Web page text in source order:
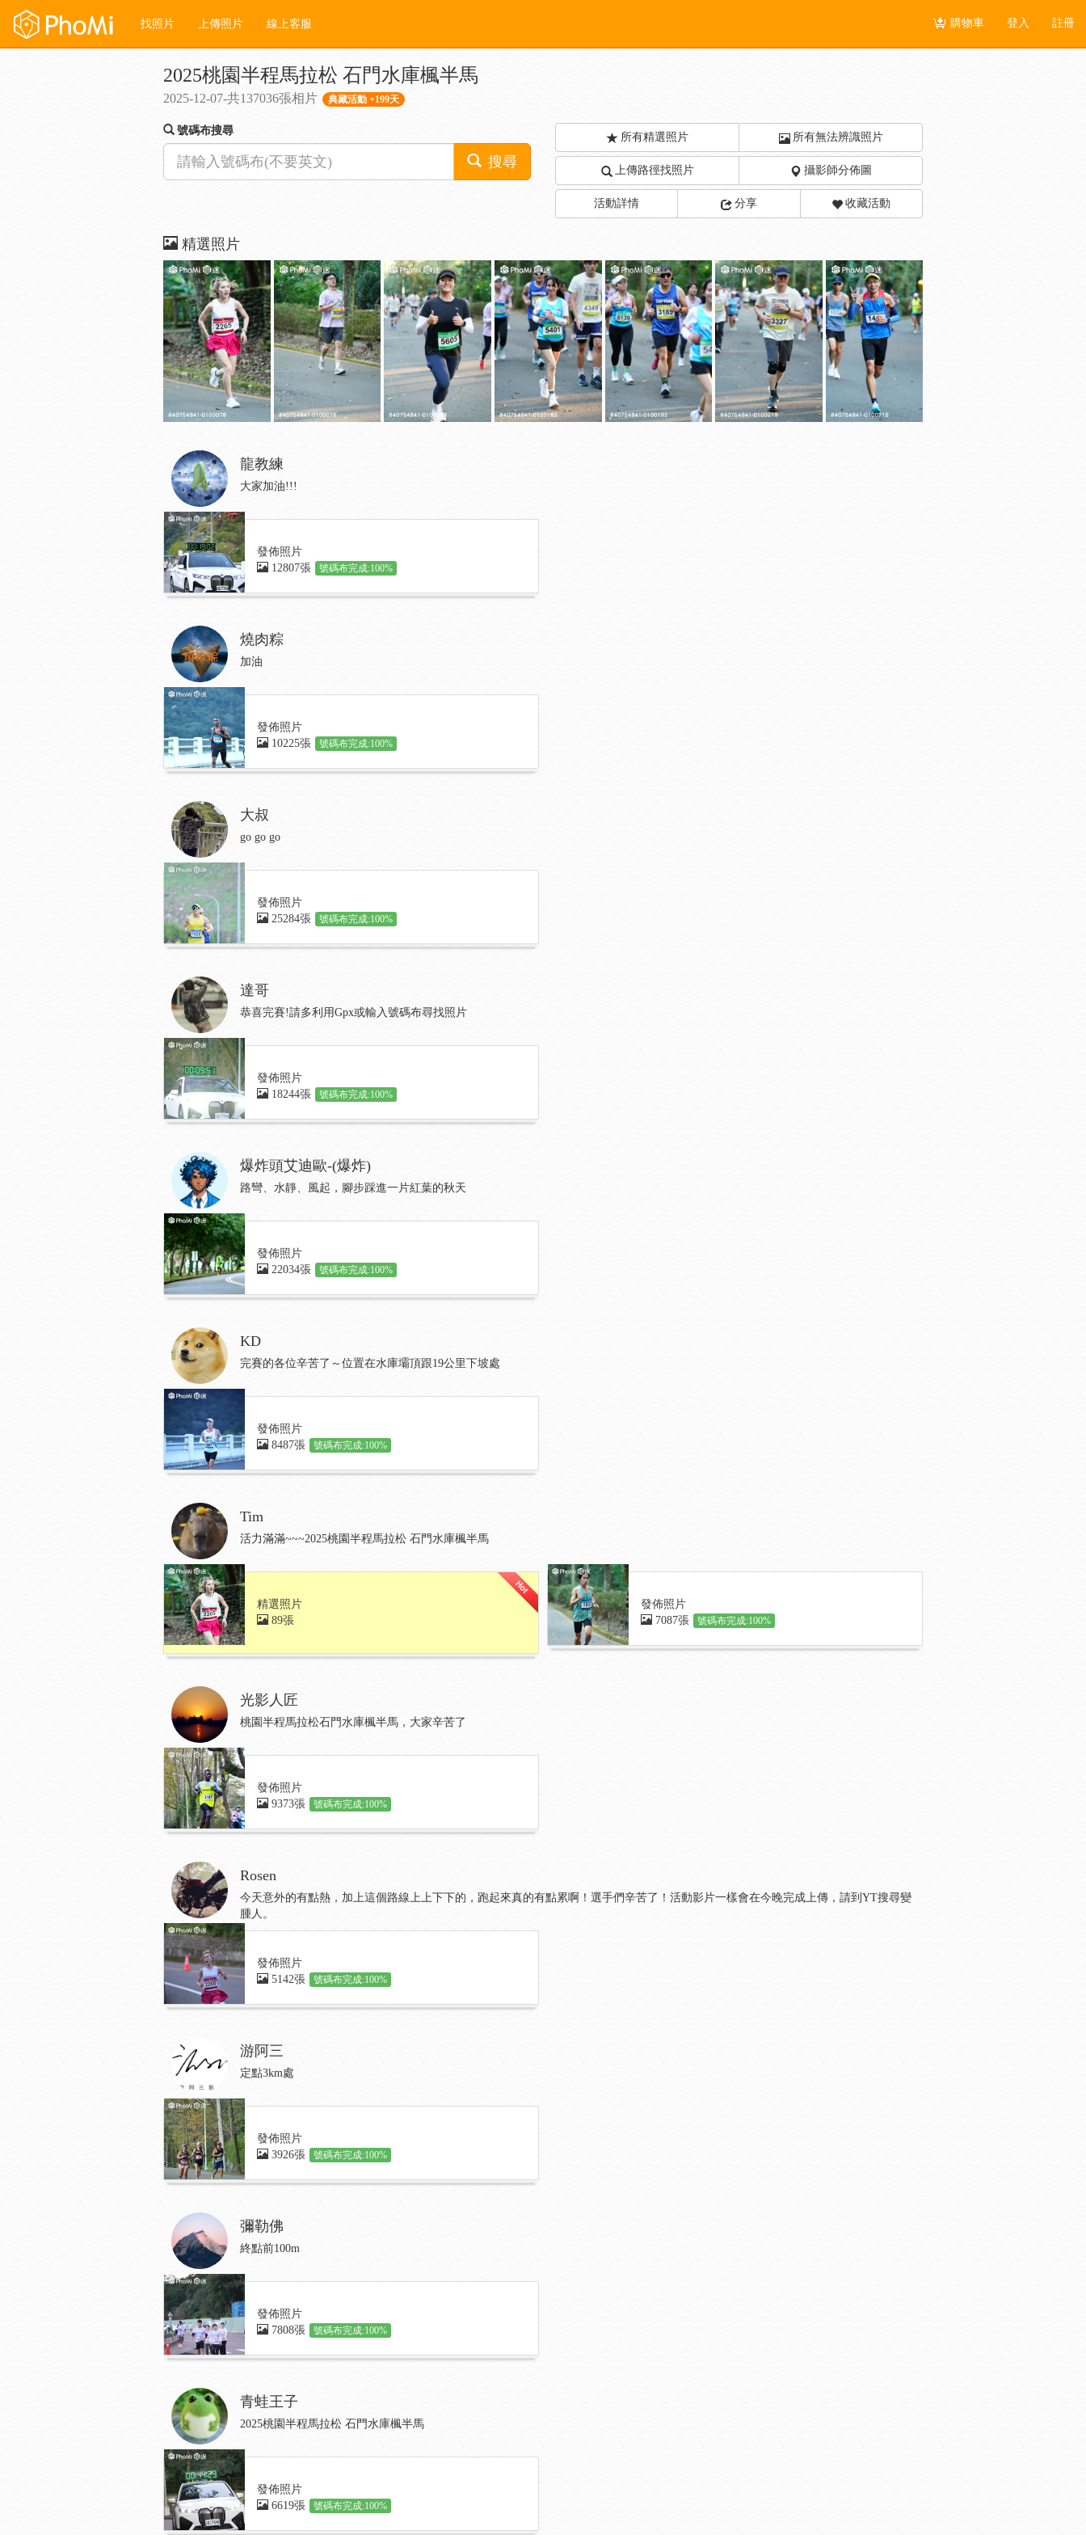
找照片 上傳照片 線上客服 購物車 登入 註冊
2025桃園半程馬拉松 石門水庫楓半馬
2025-12-07-共137036張相片 典藏活動 +199天
號碼布搜尋
搜尋
所有精選照片 所有無法辨識照片
上傳路徑找照片 攝影師分佈圖
活動詳情 分享 收藏活動
精選照片
龍教練
大家加油!!!
發佈照片
12807張
號碼布完成:100%
燒肉粽
加油
發佈照片
10225張
號碼布完成:100%
大叔
go go go
發佈照片
25284張
號碼布完成:100%
達哥
恭喜完賽!請多利用Gpx或輸入號碼布尋找照片
發佈照片
18244張
號碼布完成:100%
爆炸頭艾迪歐-(爆炸)
路彎、水靜、風起，腳步踩進一片紅葉的秋天
發佈照片
22034張
號碼布完成:100%
KD
完賽的各位辛苦了～位置在水庫壩頂跟19公里下坡處
發佈照片
8487張
號碼布完成:100%
Tim
活力滿滿~~~2025桃園半程馬拉松 石門水庫楓半馬
精選照片
89張
發佈照片
7087張
號碼布完成:100%
光影人匠
桃園半程馬拉松石門水庫楓半馬，大家辛苦了
發佈照片
9373張
號碼布完成:100%
Rosen
今天意外的有點熱，加上這個路線上上下下的，跑起來真的有點累啊！選手們辛苦了！活動影片一樣會在今晚完成上傳，請到YT搜尋變
腫人。
發佈照片
5142張
號碼布完成:100%
游阿三
定點3km處
發佈照片
3926張
號碼布完成:100%
彌勒佛
終點前100m
發佈照片
7808張
號碼布完成:100%
青蛙王子
2025桃園半程馬拉松 石門水庫楓半馬
發佈照片
6619張
號碼布完成:100%